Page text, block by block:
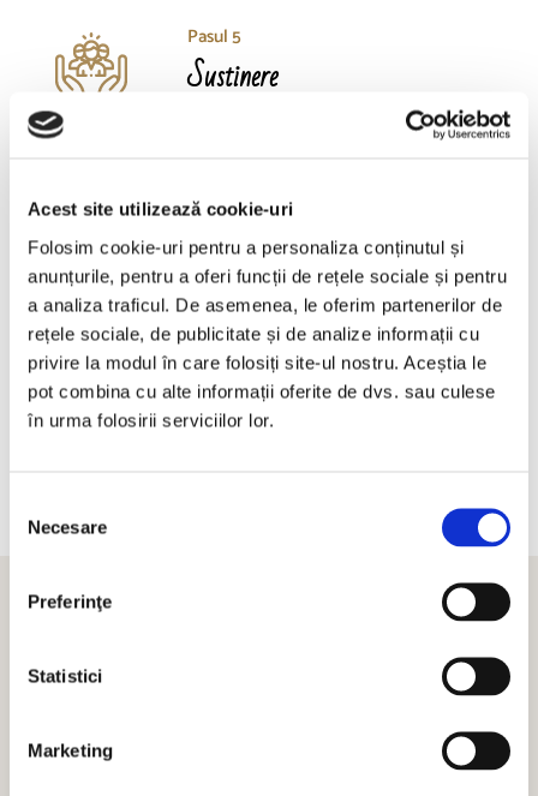
Acest site utilizează cookie-uri
Folosim cookie-uri pentru a personaliza conținutul și
anunțurile, pentru a oferi funcții de rețele sociale și pentru
a analiza traficul. De asemenea, le oferim partenerilor de
rețele sociale, de publicitate și de analize informații cu
privire la modul în care folosiți site-ul nostru. Aceștia le
pot combina cu alte informații oferite de dvs. sau culese
în urma folosirii serviciilor lor.
consimțământului
Necesare
Preferinţe
Statistici
Marketing
Pasul 5
Sustinere
Suntem alaturi de tine discret pe tot parcursul
Pasul 6
Feedback
Te asteptam sa petrecem si la urmatorul eveniment.
MENIURI GUSTOASE LA PRETURI AVANTAJOASE
Alege cel mai bun meniu pentru